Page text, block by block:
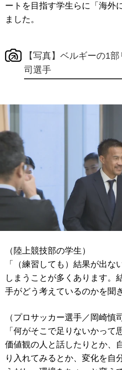
ートを目指す学生らに「海外
ました。
【写真】ベルギーの1
司選手
（陸上競技部の学生）
「（練習しても）結果が出な
しまうことが多くあります。
手がどう考えているのかを聞
（プロサッカー選手／岡崎慎
「何がそこで足りないかって
価値観の人と話したりとか、
り入れてみるとか、変化を自